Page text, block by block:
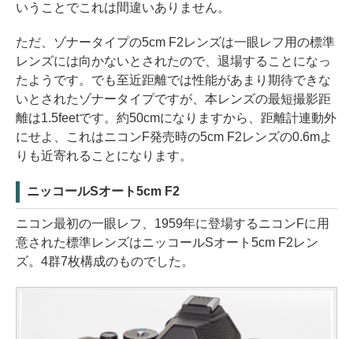
いうことでこれは間違いありません。
ただ、ゾナータイプの5cm F2レンズは一眼レフ用の標準
レンズには向かないとされたので、退場することになっ
たようです。でも至近距離では性能があまり期待できな
いとされたゾナータイプですが、本レンズの最短撮影距
離は1.5feetです。約50cmになりますから、距離計連動外
にせよ、これはニコンF発売時の5cm F2レンズの0.6mよ
りも近寄れることになります。
ニッコールSオート5cm F2
ニコン最初の一眼レフ、1959年に登場するニコンFに用
意された標準レンズはニッコールSオート5cm F2レン
ズ。4群7枚構成のものでした。